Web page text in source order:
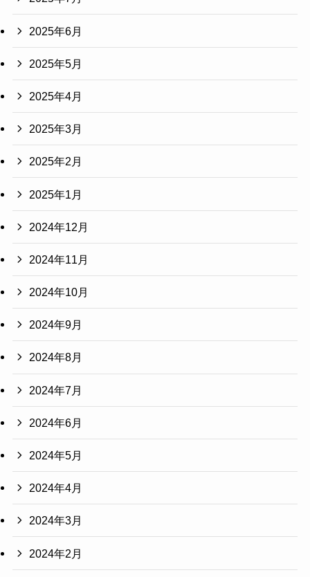
2025年6月
2025年5月
2025年4月
2025年3月
2025年2月
2025年1月
2024年12月
2024年11月
2024年10月
2024年9月
2024年8月
2024年7月
2024年6月
2024年5月
2024年4月
2024年3月
2024年2月